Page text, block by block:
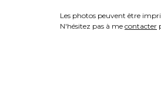
Les photos peuvent être
N'hésitez pas à me contacter